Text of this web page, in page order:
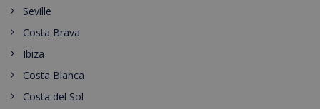
Seville
Costa Brava
Ibiza
Costa Blanca
Costa del Sol